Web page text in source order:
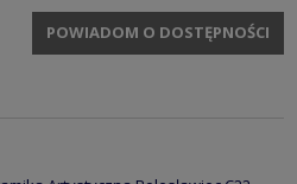
POWIADOM O DOSTĘPNOŚCI